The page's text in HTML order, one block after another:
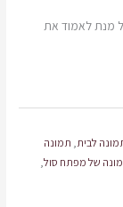
מנת לאמוד את
לבית, תמונה
של מפתח סול,